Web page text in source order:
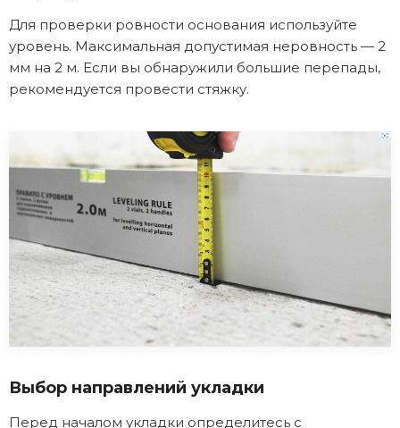
Для проверки ровности основания используйте
уровень. Максимальная допустимая неровность — 2
мм на 2 м. Если вы обнаружили большие перепады,
рекомендуется провести стяжку.
Выбор направлений укладки
Перед началом укладки определитесь с